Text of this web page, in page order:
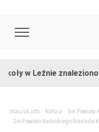
w Leźnie znaleziono
zKaszub.info> Kultura
Dni Powiatu
Dni-Powiatu-Kartuskiego-Biesiada-